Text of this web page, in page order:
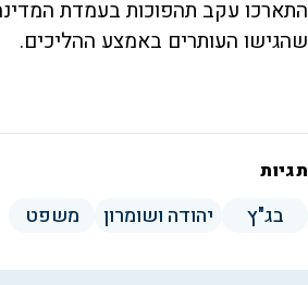
התארכו עקב תהפוכות בעמדת
שהגישו העותרים באמצע ההליכים.
תגיות
בג"ץ יהודה ושומרון משפט